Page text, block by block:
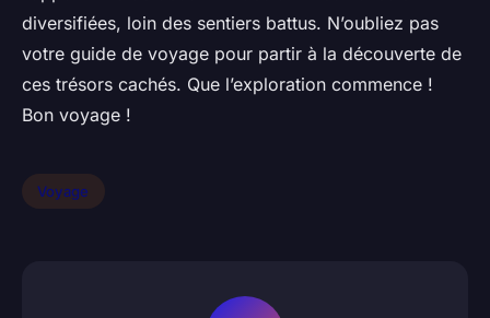
diversifiées, loin des sentiers battus. N’oubliez pas
votre guide de voyage pour partir à la découverte de
ces trésors cachés. Que l’exploration commence !
Bon voyage !
Voyage